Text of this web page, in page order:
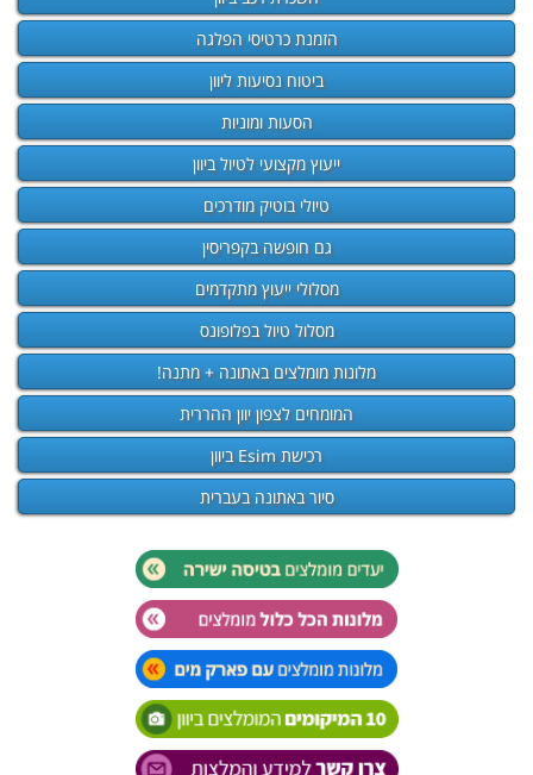
הזמנת כרטיסי הפלגה
ביטוח נסיעות ליוון
הסעות ומוניות
ייעוץ מקצועי לטיול ביוון
טיולי בוטיק מודרכים
גם חופשה בקפריסין
מסלולי ייעוץ מתקדמים
מסלול טיול בפלופונס
מלונות מומלצים באתונה + מתנה!
המומחים לצפון יוון ההררית
רכישת Esim ביוון
סיור באתונה בעברית